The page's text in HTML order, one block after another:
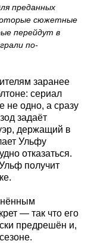
преданных
сюжетные
перейдут в
по-
заранее
сериал
не одно, а сразу
задаёт
держащий в
Ульфу
отказаться.
получит
— так что его
предрешён и,